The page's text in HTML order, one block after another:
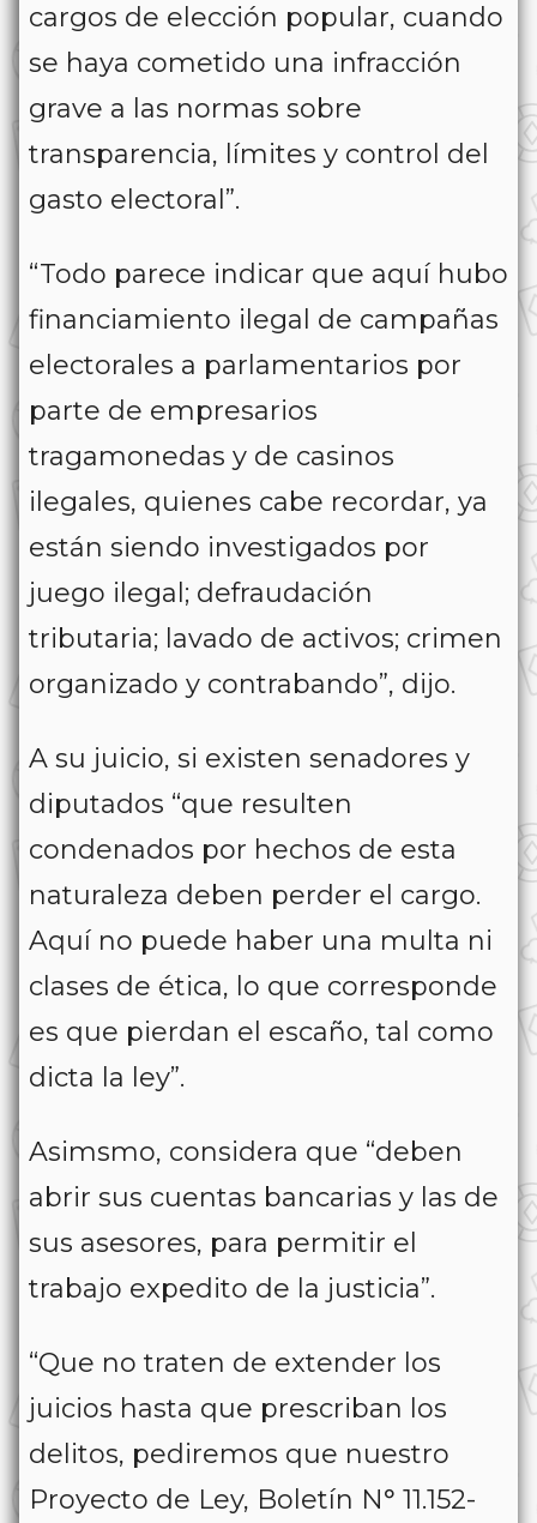
cargos de elección popular, cuando
se haya cometido una infracción
grave a las normas sobre
transparencia, límites y control del
gasto electoral”.
“Todo parece indicar que aquí hubo
financiamiento ilegal de campañas
electorales a parlamentarios por
parte de empresarios
tragamonedas y de casinos
ilegales, quienes cabe recordar, ya
están siendo investigados por
juego ilegal; defraudación
tributaria; lavado de activos; crimen
organizado y contrabando”, dijo.
A su juicio, si existen senadores y
diputados “que resulten
condenados por hechos de esta
naturaleza deben perder el cargo.
Aquí no puede haber una multa ni
clases de ética, lo que corresponde
es que pierdan el escaño, tal como
dicta la ley”.
Asimsmo, considera que “deben
abrir sus cuentas bancarias y las de
sus asesores, para permitir el
trabajo expedito de la justicia”.
“Que no traten de extender los
juicios hasta que prescriban los
delitos, pediremos que nuestro
Proyecto de Ley, Boletín N° 11.152-